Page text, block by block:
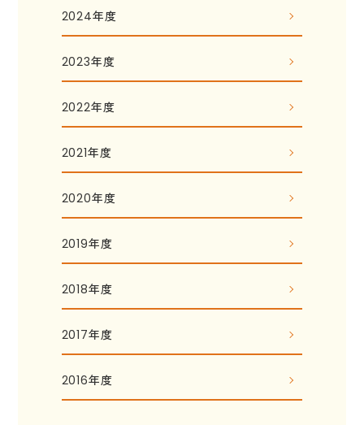
2024年度
2023年度
2022年度
2021年度
2020年度
2019年度
2018年度
2017年度
2016年度